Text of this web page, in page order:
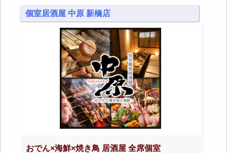
個室居酒屋 中原 新橋店
おでん×海鮮×焼き鳥 居酒屋 全席個室